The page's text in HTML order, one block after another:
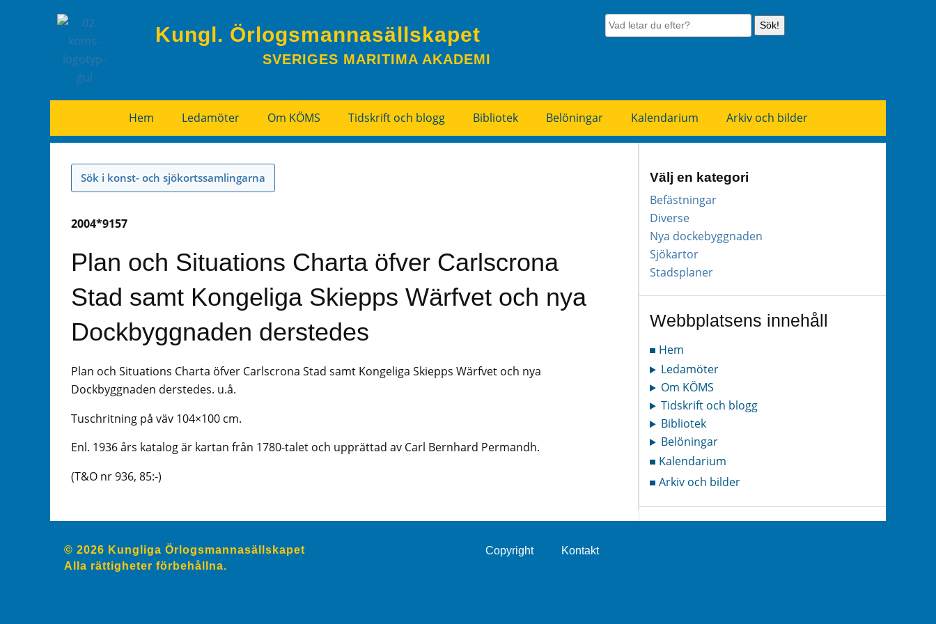
Kungl. Örlogsmannasällskapet
SVERIGES MARITIMA AKADEMI
Sök!
Hem Ledamöter Om KÖMS Tidskrift och blogg Bibliotek Belöningar Kalendarium Arkiv och bilder
Sök i konst- och sjökortssamlingarna
2004*9157
Plan och Situations Charta öfver Carlscrona
Stad samt Kongeliga Skiepps Wärfvet och nya
Dockbyggnaden derstedes
Plan och Situations Charta öfver Carlscrona Stad samt Kongeliga Skiepps Wärfvet och nya
Dockbyggnaden derstedes. u.å.
Tuschritning på väv 104×100 cm.
Enl. 1936 års katalog är kartan från 1780-talet och upprättad av Carl Bernhard Permandh.
(T&O nr 936, 85:-)
Välj en kategori
Befästningar
Diverse
Nya dockebyggnaden
Sjökartor
Stadsplaner
Webbplatsens innehåll
Hem
Ledamöter
Om KÖMS
Tidskrift och blogg
Bibliotek
Belöningar
Kalendarium
Arkiv och bilder
© 2026 Kungliga Örlogsmannasällskapet
Alla rättigheter förbehållna.
Copyright Kontakt